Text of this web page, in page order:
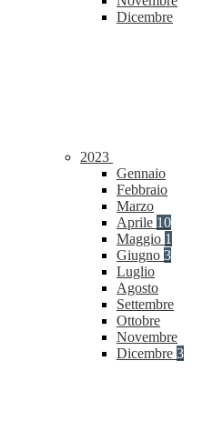
Dicembre
2023
Gennaio
Febbraio
Marzo
Aprile 10
Maggio 1
Giugno 3
Luglio
Agosto
Settembre
Ottobre
Novembre
Dicembre 3